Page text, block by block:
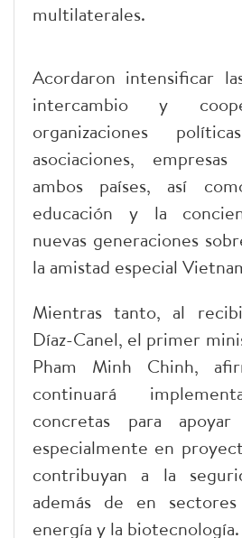
multilaterales.
Acordaron intensificar
intercambio y
organizaciones
asociaciones,
ambos países, así
educación y la
nuevas generaciones
la amistad especial
Mientras tanto, al
Díaz-Canel, el primer
Pham Minh Chinh,
continuará
concretas para
especialmente en
contribuyan a la
además de en
energía y la biotecnología.